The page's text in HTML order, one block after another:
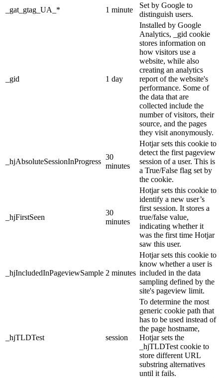
_gat_gtag_UA_*
1 minute
Set by Google to
distinguish users.
_gid 1 day
Installed by Google
Analytics, _gid cookie
stores information on
how visitors use a
website, while also
creating an analytics
report of the website's
performance. Some of
the data that are
collected include the
number of visitors, their
source, and the pages
they visit anonymously.
_hjAbsoluteSessionInProgress
30
minutes
Hotjar sets this cookie to
detect the first pageview
session of a user. This is
a True/False flag set by
the cookie.
_hjFirstSeen
30
minutes
Hotjar sets this cookie to
identify a new user’s
first session. It stores a
true/false value,
indicating whether it
was the first time Hotjar
saw this user.
_hjIncludedInPageviewSample 2 minutes
Hotjar sets this cookie to
know whether a user is
included in the data
sampling defined by the
site's pageview limit.
_hjTLDTest session
To determine the most
generic cookie path that
has to be used instead of
the page hostname,
Hotjar sets the
_hjTLDTest cookie to
store different URL
substring alternatives
until it fails.